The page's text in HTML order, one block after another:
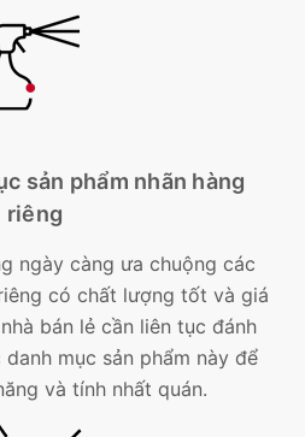
sản phẩm nhãn hàng
riêng
ngày càng ưa chuộng các
có chất lượng tốt và giá
bán lẻ cần liên tục đánh
mục sản phẩm này để
và tính nhất quán.